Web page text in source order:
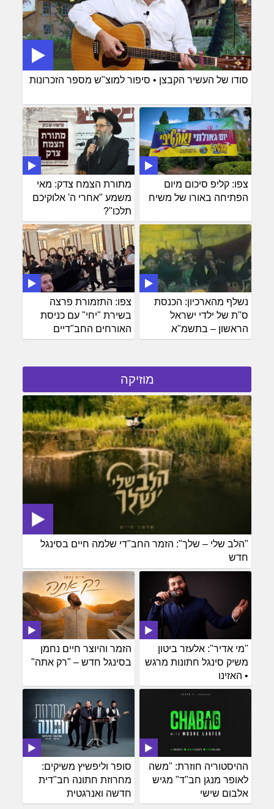
סודו של העשיר הקבצן • סיפור למוצ"ש מספר הזכרונות
מתורת הצמח צדק: מאי
משמע "אחרי ה' אלוקיכם
תלכו"?
צפו: קליפ סיכום מיום
הפתיחה באורו של משיח
צפו: התזמורת פרצה
בשירת "יחי" עם כניסת
האורחים החב"דיים
נשלף מהארכיון: הכנסת
ס"ת של ילדי ישראל
הראשון – בתשמ"א
מוזיקה
"הלב שלי – שלך": הזמר החב"די שלמה חיים בסינגל
חדש
הזמר והיוצר חיים נחמן
בסינגל חדש – "רק אתה"
"מי אדיר": אלעזר ביטון
משיק סינגל חתונות מרגש
• האזינו
סופר וליפשיץ משיקים:
מחרוזת חתונה חב"דית
חדשה ואנרגטית
ההיסטוריה חוזרת: "משה
לאופר מנגן חב"ד" מגיש
אלבום שישי